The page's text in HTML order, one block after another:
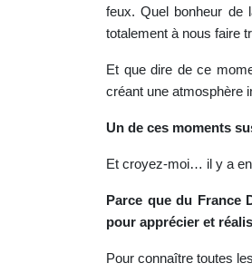
feux. Quel bonheur de
totalement à nous faire
Et que dire de ce
créant une atmosphère
Un de ces moments
Et croyez-moi… il y a
Parce que du France
pour apprécier et
Pour connaître toutes